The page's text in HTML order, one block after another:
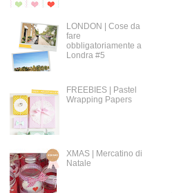
LONDON | Cose da
fare
obbligatoriamente a
Londra #5
FREEBIES | Pastel
Wrapping Papers
XMAS | Mercatino di
Natale